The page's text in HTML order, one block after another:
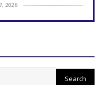
2026
2026
14 नवंबर को